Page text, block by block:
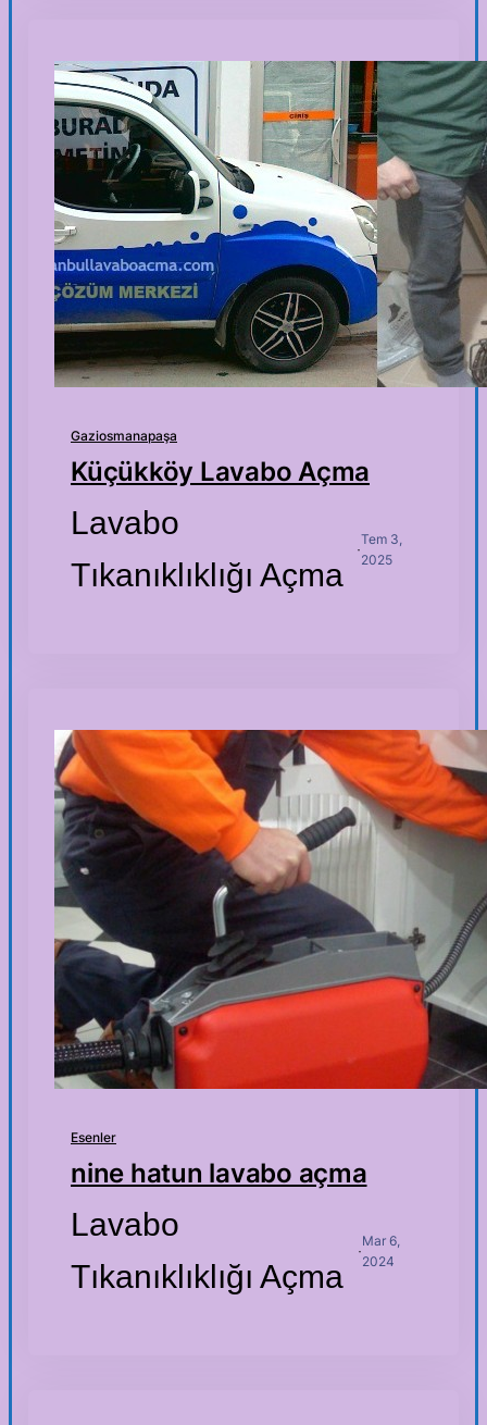
Gaziosmanapaşa
Küçükköy Lavabo Açma
Lavabo
Tıkanıklıklığı Açma
·
Tem 3,
2025
Esenler
nine hatun lavabo açma
Lavabo
Tıkanıklıklığı Açma
·
Mar 6,
2024